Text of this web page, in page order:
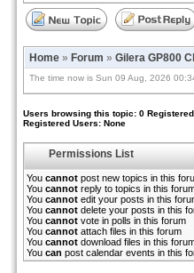
Home » Forum » Gilera GP800
The time now is Sun 09 Aug, 2026
Users browsing this topic: 0
Registered Users: None
Permissions List
You cannot post new topics in this
You cannot reply to topics in this
You cannot edit your posts in this
You cannot delete your posts in this
You cannot vote in polls in this forum
You cannot attach files in this forum
You cannot download files in this
You can post calendar events in this